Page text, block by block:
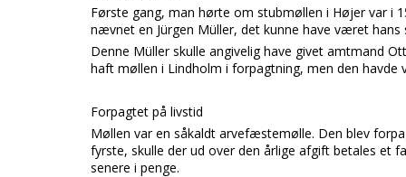
Første gang, man hørte om stubmøllen i Højervar i
nævnet en Jürgen Müller, det kunne have været hans
Denne Müllerskulle angivelig have givet amtmand
haft møllen i Lindholm i forpagtning, men den havde
Forpagtet på livstid
Møllen var en såkaldt arvefæstemølle. Den blev
fyrste, skulle der ud over den årlige afgift betales et
senere i penge.